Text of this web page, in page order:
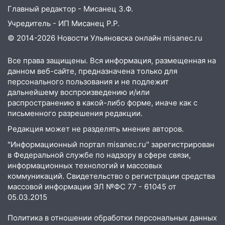
сообщницу мошенников
16:12
Едва не перерезал горло: в
Вешкайме посиделки с судимым
больницей
16:06 18-летняя девушка без прав
перевернулась на мопеде и попала в
больницу
миллионов рублей за криминальное
покровительство
15:32 На «кольце» кроссовер сбил 18-
летнего мопедиста
15:00 В Ульяновске после тройного ДТП
госпитализировали 25-летнего байкера
14:32 На Ульяновскую область
Главный редактор - Мисанец З.Ф.
Учредитель - ИП Мисанец Р.Р.
© 2014-2026 Новости Ульяновска онлайн misanec.ru
Все права защищены. Вся информация, размещенная на
данном веб-сайте, предназначена только для
персонального пользования и не подлежит
дальнейшему воспроизведению и/или
распространению в какой-либо форме, иначе как с
письменного разрешения редакции.
Редакция может не разделять мнение авторов.
"Информационный портал misanec.ru" зарегистрирован
в Федеральной службе по надзору в сфере связи,
информационных технологий и массовых
коммуникаций. Свидетельство о регистрации средства
массовой информации ЭЛ №ФС 77 - 61045 от
05.03.2015
Политика в отношении обработки персональных данных